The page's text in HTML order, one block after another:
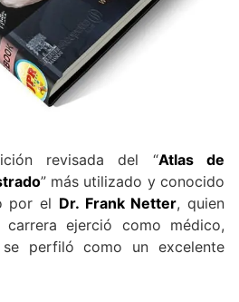
revisada del “Atlas de
” más utilizado y conocido
por el Dr. Frank Netter, quien
ejerció como médico,
se perfiló como un excelente